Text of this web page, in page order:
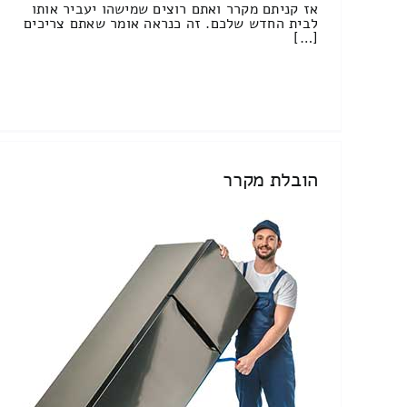
אז קניתם מקרר ואתם רוצים שמישהו יעביר אותו
לבית החדש שלכם. זה כנראה אומר שאתם צריכים
[…]
הובלת מקרר